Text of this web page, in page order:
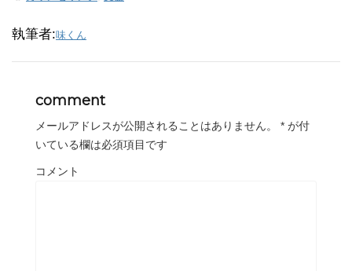
執筆者:味くん
comment
メールアドレスが公開されることはありません。 * が付
いている欄は必須項目です
コメント